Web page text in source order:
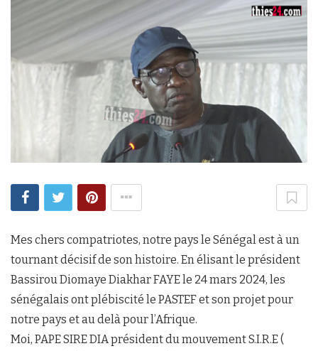
Mes chers compatriotes, notre pays le Sénégal est à un
tournant décisif de son histoire. En élisant le président
Bassirou Diomaye Diakhar FAYE le 24 mars 2024, les
sénégalais ont plébiscité le PASTEF et son projet pour
notre pays et au delà pour l’Afrique.
Moi, PAPE SIRE DIA président du mouvement S.I.R.E (